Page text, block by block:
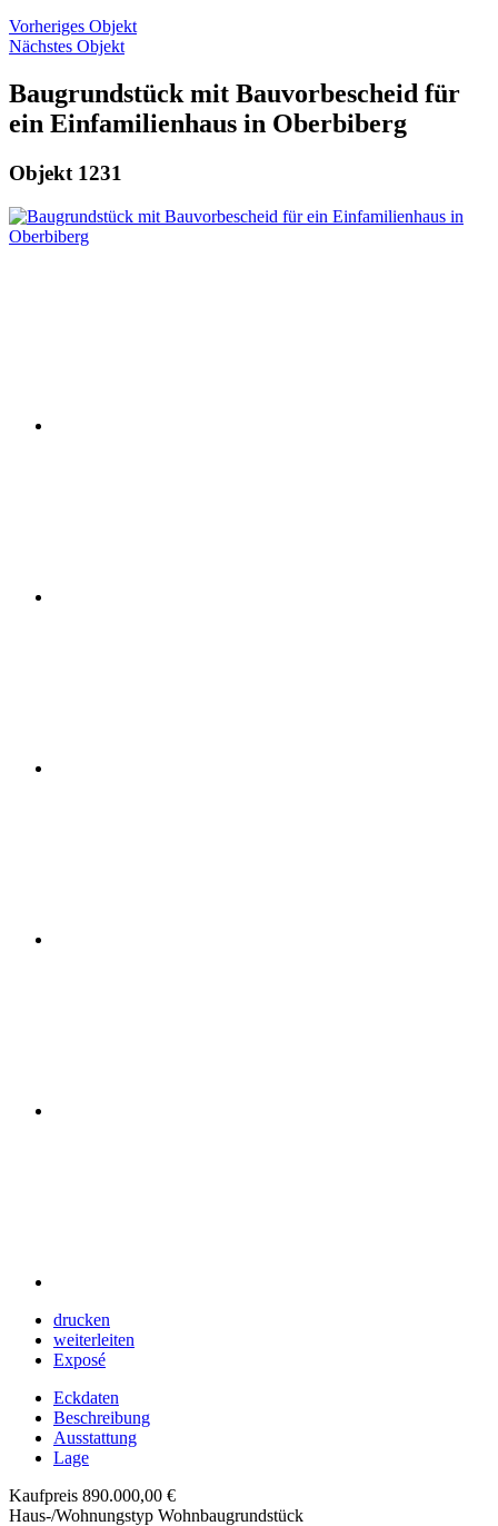
Vorheriges Objekt
Nächstes Objekt
Baugrundstück mit Bauvorbescheid für
ein Einfamilienhaus in Oberbiberg
Objekt 1231
drucken
weiterleiten
Exposé
Eckdaten
Beschreibung
Ausstattung
Lage
Kaufpreis 890.000,00 €
Haus-/Wohnungstyp Wohnbaugrundstück